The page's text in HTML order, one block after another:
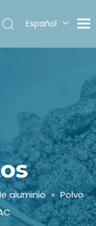
Español
aluminio » Polvo